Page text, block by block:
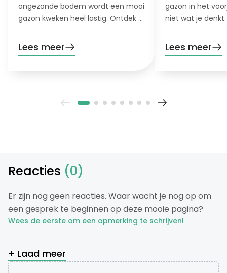
ongezonde bodem wordt een mooi
gazon kweken heel lastig. Ontdek 5
heeft!
Lees meer
gazon in het
niet wat je
Lees meer
Reacties (0)
Er zijn nog geen reacties. Waar wacht je nog op om
een gesprek te beginnen op deze mooie pagina?
Wees de eerste om een opmerking te schrijven!
+ Laad meer